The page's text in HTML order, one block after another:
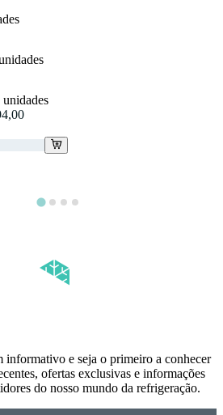
unidades
informativo e seja o primeiro a conhecer
ofertas exclusivas e informações
do nosso mundo da refrigeração.